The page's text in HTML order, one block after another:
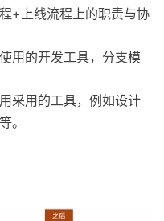
+上线流程上的职责与协
用的开发工具，分支模
采用的工具，例如设计
。